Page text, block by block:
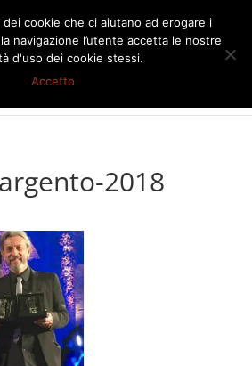
2018
cookie che ci aiutano ad erogare i
navigazione l’utente accetta le nostre
d'uso dei cookie stessi.
Accetto